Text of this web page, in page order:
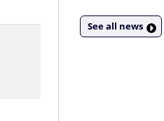
See all news